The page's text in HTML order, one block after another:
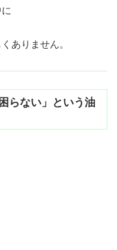
ありません。
らない」という油